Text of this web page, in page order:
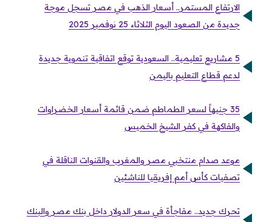
الارتفاع المستمر.. أسعار الذهب في مصر تسجل موجة
جديدة من الصعود اليوم الثلاثاء 25 نوفمبر 2025
5 مشاريع تعليمية.. السعودية توقع اتفاقية تنموية جديدة
لدعم قطاع التعليم باليمن
35 جنيهاً لسعر الطماطم ضمن قائمة أسعار الخضراوات
والفاكهة في كفر الشيخ الخميس
موعد صدام منتخبي مصر والمغرب والقنوات الناقلة في
تصفيات كأس أمم إفريقيا للناشئين
تحرك جديد.. مفاجأة في سعر الدولار داخل بنك مصر والبنك